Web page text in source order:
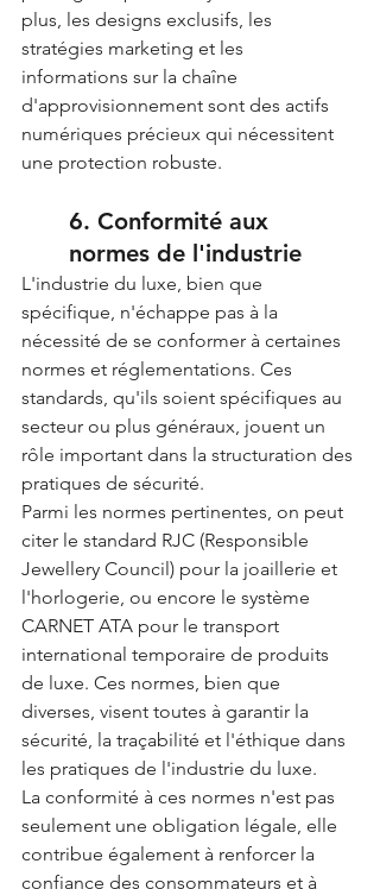
plus, les designs exclusifs, les
stratégies marketing et les
informations sur la chaîne
d'approvisionnement sont des actifs
numériques précieux qui nécessitent
une protection robuste.
6. Conformité aux
normes de l'industrie
L'industrie du luxe, bien que
spécifique, n'échappe pas à la
nécessité de se conformer à certaines
normes et réglementations. Ces
standards, qu'ils soient spécifiques au
secteur ou plus généraux, jouent un
rôle important dans la structuration des
pratiques de sécurité.
Parmi les normes pertinentes, on peut
citer le standard RJC (Responsible
Jewellery Council) pour la joaillerie et
l'horlogerie, ou encore le système
CARNET ATA pour le transport
international temporaire de produits
de luxe. Ces normes, bien que
diverses, visent toutes à garantir la
sécurité, la traçabilité et l'éthique dans
les pratiques de l'industrie du luxe.
La conformité à ces normes n'est pas
seulement une obligation légale, elle
contribue également à renforcer la
confiance des consommateurs et à